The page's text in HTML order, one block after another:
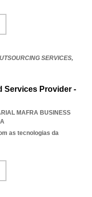
SERVICES,
Services Provider -
MAFRA BUSINESS
as tecnologias da